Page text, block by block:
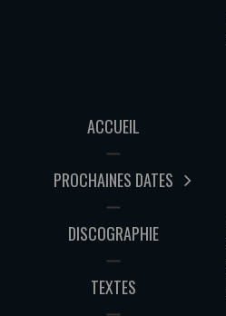
ACCUEIL
PROCHAINES DATES
DISCOGRAPHIE
TEXTES